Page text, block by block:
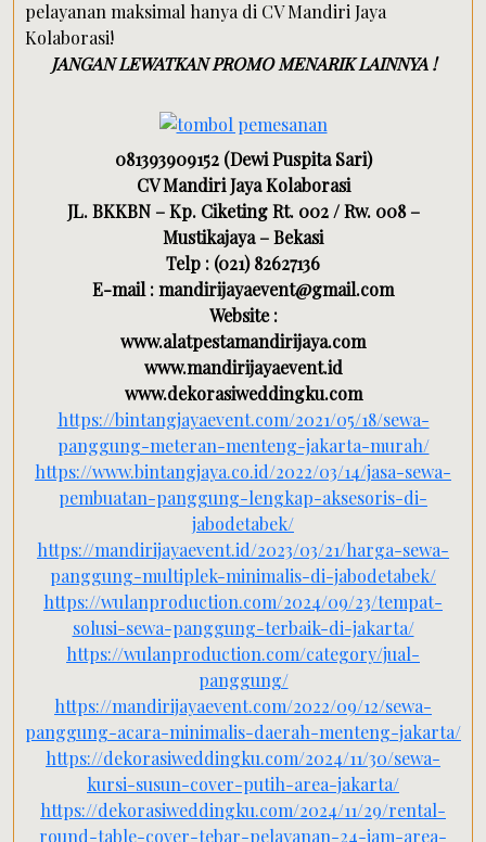
pelayanan maksimal hanya di CV Mandiri Jaya
Kolaborasi!
JANGAN LEWATKAN PROMO MENARIK LAINNYA !
081393909152 (Dewi Puspita Sari)
CV Mandiri Jaya Kolaborasi
JL. BKKBN – Kp. Ciketing Rt. 002 / Rw. 008 –
Mustikajaya – Bekasi
Telp : (021) 82627136
E-mail : mandirijayaevent@gmail.com
Website :
www.alatpestamandirijaya.com
www.mandirijayaevent.id
www.dekorasiweddingku.com
https://bintangjayaevent.com/2021/05/18/sewa-
panggung-meteran-menteng-jakarta-murah/
https://www.bintangjaya.co.id/2022/03/14/jasa-sewa-
pembuatan-panggung-lengkap-aksesoris-di-
jabodetabek/
https://mandirijayaevent.id/2023/03/21/harga-sewa-
panggung-multiplek-minimalis-di-jabodetabek/
https://wulanproduction.com/2024/09/23/tempat-
solusi-sewa-panggung-terbaik-di-jakarta/
https://wulanproduction.com/category/jual-
panggung/
https://mandirijayaevent.com/2022/09/12/sewa-
panggung-acara-minimalis-daerah-menteng-jakarta/
https://dekorasiweddingku.com/2024/11/30/sewa-
kursi-susun-cover-putih-area-jakarta/
https://dekorasiweddingku.com/2024/11/29/rental-
round-table-cover-tebar-pelayanan-24-jam-area-